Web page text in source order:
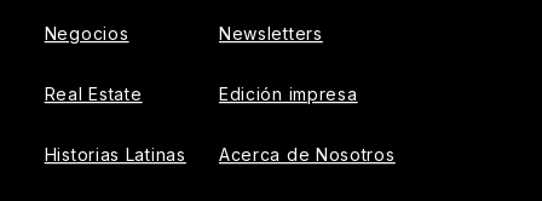
Negocios
Real Estate
Historias Latinas
Newsletters
Edición impresa
Acerca de Nosotros